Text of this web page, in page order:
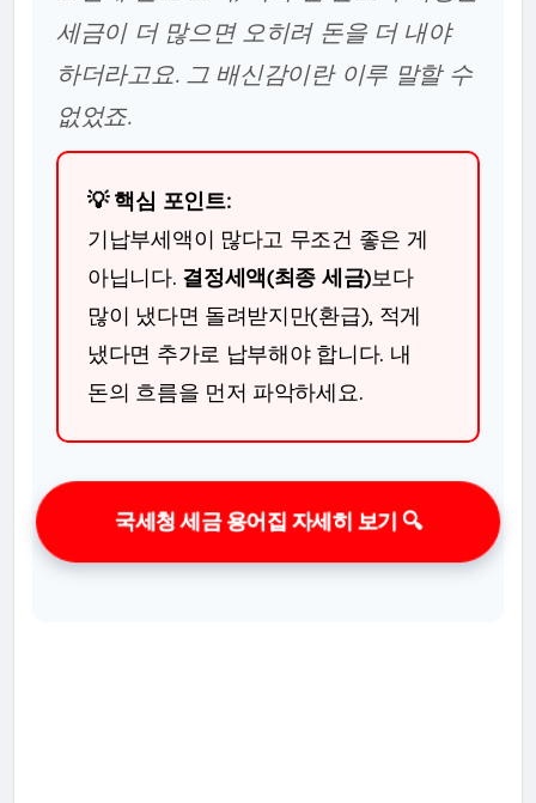
세금이 더 많으면 오히려 돈을 더 내야
하더라고요. 그 배신감이란 이루 말할 수
없었죠.
💡 핵심 포인트:
기납부세액이 많다고 무조건 좋은 게
아닙니다. 결정세액(최종 세금)보다
많이 냈다면 돌려받지만(환급), 적게
냈다면 추가로 납부해야 합니다. 내
돈의 흐름을 먼저 파악하세요.
국세청 세금 용어집 자세히 보기 🔍